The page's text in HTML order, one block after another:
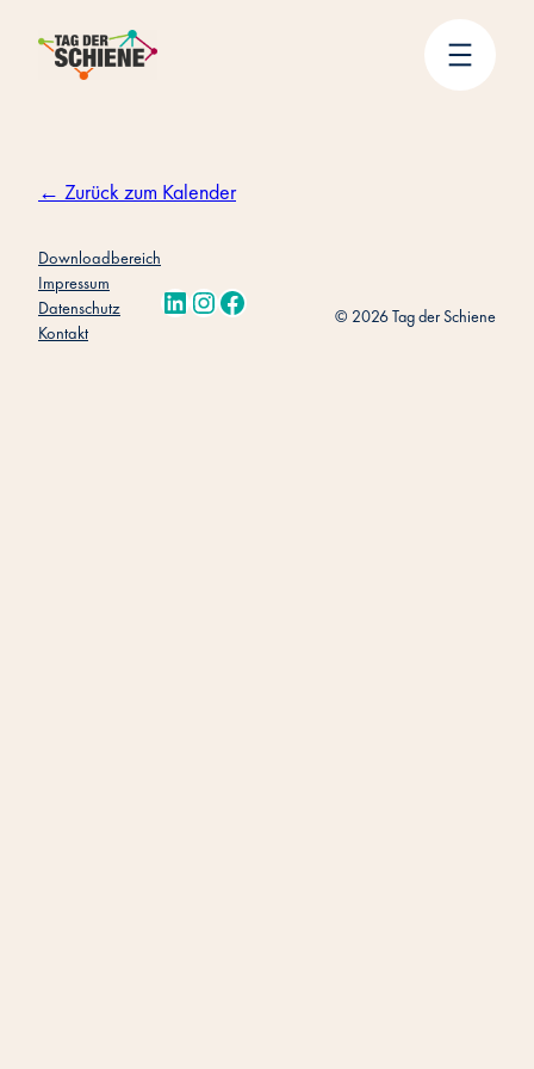
Inhalt
← Zurück zum Kalender
Downloadbereich
Impressum
Datenschutz
Kontakt
LinkedIn
Instagram
Facebook © 2026 Tag der Schiene